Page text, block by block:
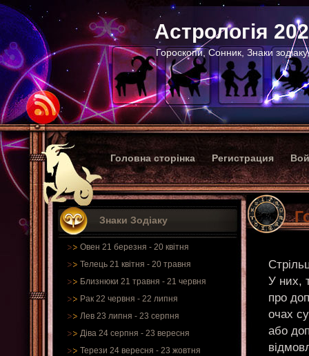
Астрологія
Гороскопи, Сонник, Знаки
Головна сторінка Регистрация
Знаки Зодіаку
Овен 21 березня - 20 квітня
Телець 21 квітня - 20 травня
Близнюки 21 травня - 21 червня
Рак 22 червня - 22 липня
Лев 23 липня - 23 серпня
Діва 24 серпня - 23 вересня
Терези 24 вересня - 23 жовтня
У них,
про
очах
або